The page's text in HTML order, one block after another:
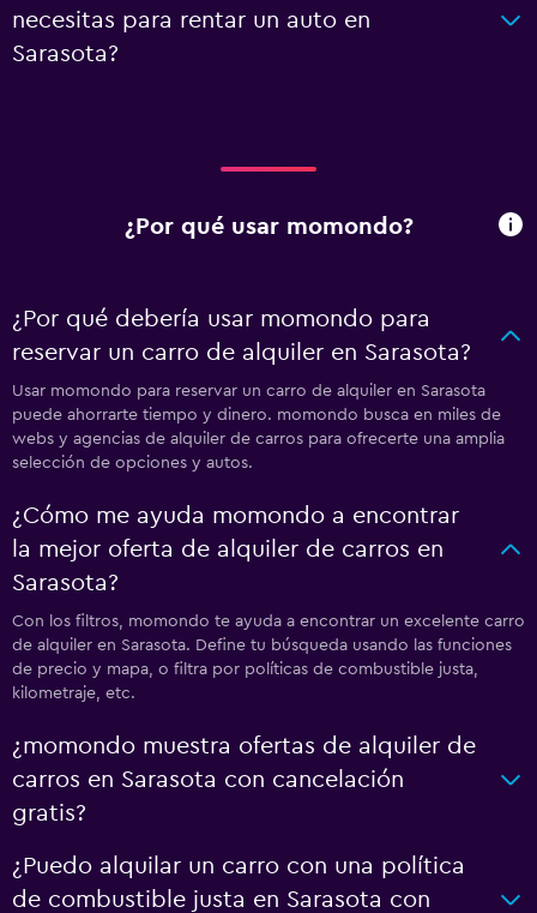
necesitas para rentar un auto en
Sarasota?
¿Por qué usar momondo?
¿Por qué debería usar momondo para
reservar un carro de alquiler en Sarasota?
Usar momondo para reservar un carro de alquiler en Sarasota
puede ahorrarte tiempo y dinero. momondo busca en miles de
webs y agencias de alquiler de carros para ofrecerte una amplia
selección de opciones y autos.
¿Cómo me ayuda momondo a encontrar
la mejor oferta de alquiler de carros en
Sarasota?
Con los filtros, momondo te ayuda a encontrar un excelente carro
de alquiler en Sarasota. Define tu búsqueda usando las funciones
de precio y mapa, o filtra por políticas de combustible justa,
kilometraje, etc.
¿momondo muestra ofertas de alquiler de
carros en Sarasota con cancelación
gratis?
¿Puedo alquilar un carro con una política
de combustible justa en Sarasota con